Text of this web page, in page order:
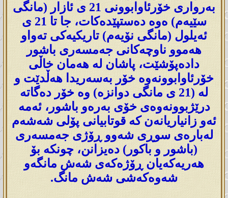
بەرواری خۆرئاوابوونی 21 ی ئازار (مانگی
سێیەم) ەوە دەستپێدەکات، جا تا 21 ی
ئەیلول (مانگی نۆیەم) تاریکیەکی تەواو
هەموو ناوچەکانی جەمسەری باشور
دادەپۆشێت، پاشان لە هەمان خاڵی
خۆرئاوابوونەوە خۆر بەسەریدا هەڵدێت و
لە (21 ی مانگی دوانزە) وە خۆر دەگاتە
درێژبوونەوەی خۆی بەرەو باشور، ئەمە
ئەو زانیاریانەن کە قوتابیانی پۆلی شەشەم
لەبارەی سوڕی شەوو ڕۆژی جەمسەری
(باشور و باکور) دەیزانن، چونکە بۆ
هەریەکەیان ڕۆژەکەی شەش مانگەو
شەوەکەشی شەش مانگ.